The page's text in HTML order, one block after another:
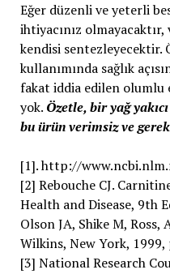
Eğer düzenli ve yeterli
ihtiyacınız
kendisi
kullanımında sağlık
fakat iddia edilen
yok. Özetle, bir yağ
bu ürün verimsiz ve
[1]. http://
[2] Rebouche CJ.
Health and Disease, 9th
Olson JA, Shike M,
Wilkins, New York, 1999,
[3] National Research